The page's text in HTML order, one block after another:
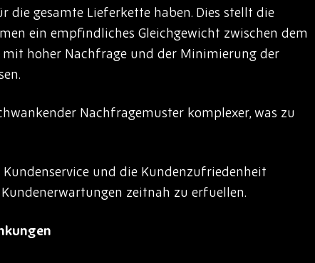
die gesamte Lieferkette haben. Dies stellt die
ein empfindliches Gleichgewicht zwischen dem
mit hoher Nachfrage und der Minimierung der
Nachfragemuster komplexer, was zu
und die Kundenzufriedenheit
zeitnah zu erfuellen.